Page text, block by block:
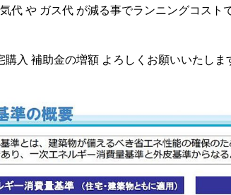
代 や ガス代 が減る事でランニングコスト
購入 補助金の増額 よろしくお願いいたし